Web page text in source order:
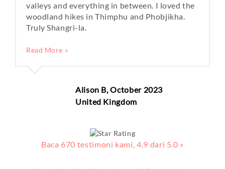
valleys and everything in between. I loved the
woodland hikes in Thimphu and Phobjikha.
Truly Shangri-la.
Read More »
Alison B, October 2023
United Kingdom
Baca 670 testimoni kami, 4.9 dari 5.0 »